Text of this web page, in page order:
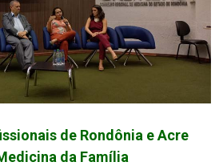
de Rondônia e Acre
da Família